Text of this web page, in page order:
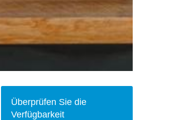
Überprüfen Sie die
Verfügbarkeit